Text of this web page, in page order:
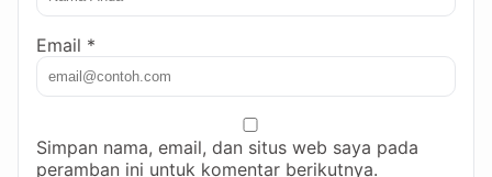
Email *
Simpan nama, email, dan situs web saya pada
peramban ini untuk komentar berikutnya.